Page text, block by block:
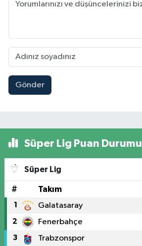
Gönder
Süper Lig Puan Durumu
Süper Lig
# Takım
1 Galatasaray
2 Fenerbahçe
3 Trabzonspor